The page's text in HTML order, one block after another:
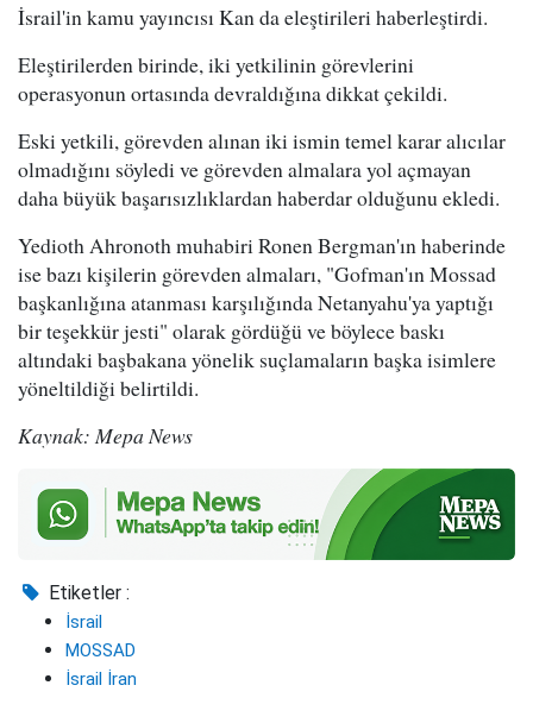
İsrail'in kamu yayıncısı Kan da eleştirileri haberleştirdi.
Eleştirilerden birinde, iki yetkilinin görevlerini
operasyonun ortasında devraldığına dikkat çekildi.
Eski yetkili, görevden alınan iki ismin temel karar alıcılar
olmadığını söyledi ve görevden almalara yol açmayan
daha büyük başarısızlıklardan haberdar olduğunu ekledi.
Yedioth Ahronoth muhabiri Ronen Bergman'ın haberinde
ise bazı kişilerin görevden almaları, "Gofman'ın Mossad
başkanlığına atanması karşılığında Netanyahu'ya yaptığı
bir teşekkür jesti" olarak gördüğü ve böylece baskı
altındaki başbakana yönelik suçlamaların başka isimlere
yöneltildiği belirtildi.
Kaynak: Mepa News
Etiketler :
İsrail
MOSSAD
İsrail İran